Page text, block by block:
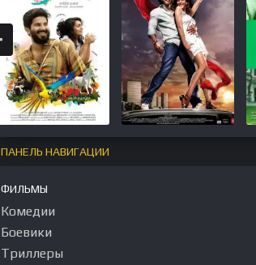
ПАНЕЛЬ НАВИГАЦИИ
ФИЛЬМЫ
Комедии
Боевики
Триллеры